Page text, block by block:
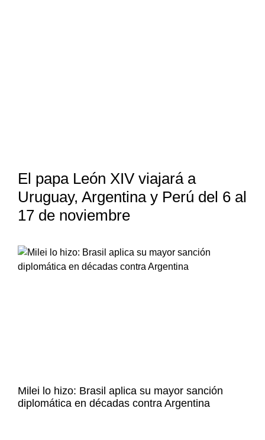
El papa León XIV viajará a
Uruguay, Argentina y Perú del 6 al
17 de noviembre
Milei lo hizo: Brasil aplica su mayor sanción
diplomática en décadas contra Argentina